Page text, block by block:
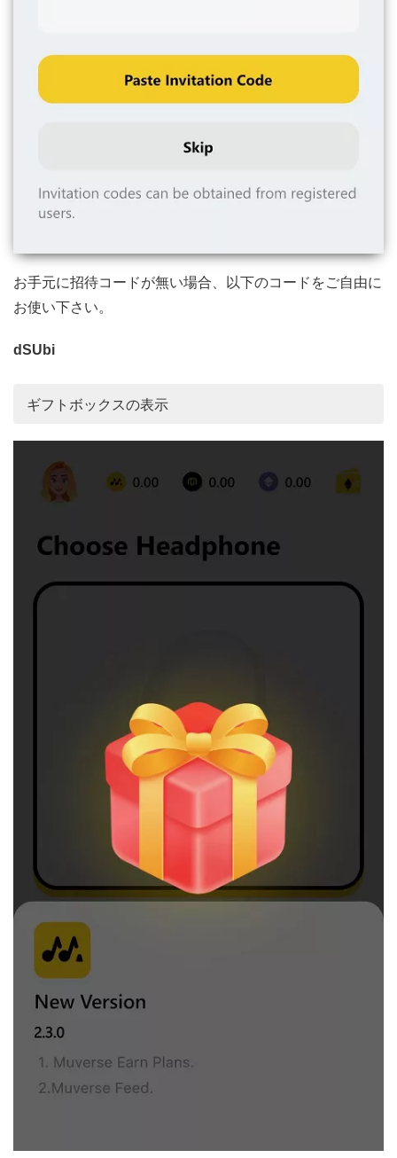
お手元に招待コードが無い場合、以下のコードをご自由に
お使い下さい。
dSUbi
ギフトボックスの表示